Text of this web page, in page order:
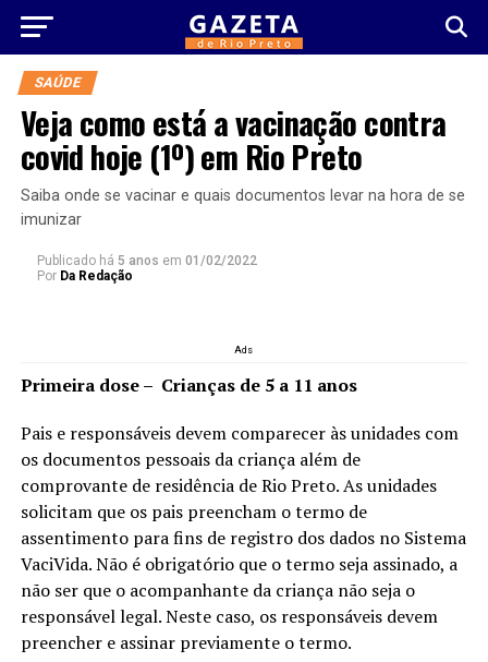
SAÚDE
Veja como está a vacinação contra
covid hoje (1º) em Rio Preto
Saiba onde se vacinar e quais documentos levar na hora de se
imunizar
Publicado há 5 anos em 01/02/2022
Por Da Redação
Ads
Primeira dose – Crianças de 5 a 11 anos
Pais e responsáveis devem comparecer às unidades com
os documentos pessoais da criança além de
comprovante de residência de Rio Preto. As unidades
solicitam que os pais preencham o termo de
assentimento para fins de registro dos dados no Sistema
VaciVida. Não é obrigatório que o termo seja assinado, a
não ser que o acompanhante da criança não seja o
responsável legal. Neste caso, os responsáveis devem
preencher e assinar previamente o termo.